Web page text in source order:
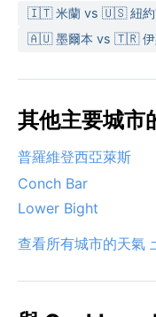
🇮🇹 米蘭 vs 🇺🇸 紐約
🇦🇺 墨爾本 vs 🇹🇷 伊
其他主要城
普羅維登西亞萊斯
Conch Bar
Lower Bight
查看所有城市的天氣